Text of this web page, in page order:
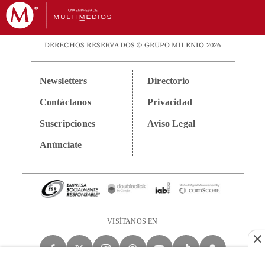
DERECHOS RESERVADOS © GRUPO MILENIO 2026
Newsletters
Contáctanos
Suscripciones
Anúnciate
Directorio
Privacidad
Aviso Legal
VISÍTANOS EN